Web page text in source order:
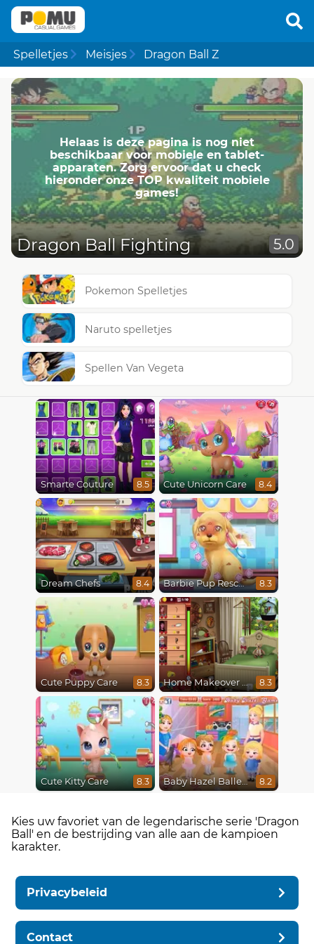
Spelletjes Meisjes Dragon Ball Z
Helaas is deze pagina is nog niet
beschikbaar voor mobiele en tablet-
apparaten. Zorg ervoor dat u check
hieronder onze TOP kwaliteit mobiele
games!
Dragon Ball Fighting 5.0
Pokemon Spelletjes
Naruto spelletjes
Spellen Van Vegeta
Smarte Couture 8.5 Cute Unicorn Care 8.4
Dream Chefs 8.4 Barbie Pup Rescue 8.3
Cute Puppy Care 8.3 Home Makeover Hidden Object 8.3
Cute Kitty Care 8.3 Baby Hazel Ballerina Dance 8.2
Kies uw favoriet van de legendarische serie 'Dragon
Ball' en de bestrijding van alle aan de kampioen
karakter.
Privacybeleid
Contact